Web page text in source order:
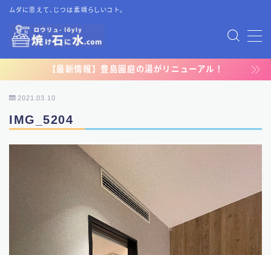
ムダに思えて、じつは素晴らしいコト。
MENU
TOP
プライバシーポリシー
運営者情報
お問い合わせ
【最新情報】豊島園庭の湯がリニューアル！
2021.03.10
IMG_5204